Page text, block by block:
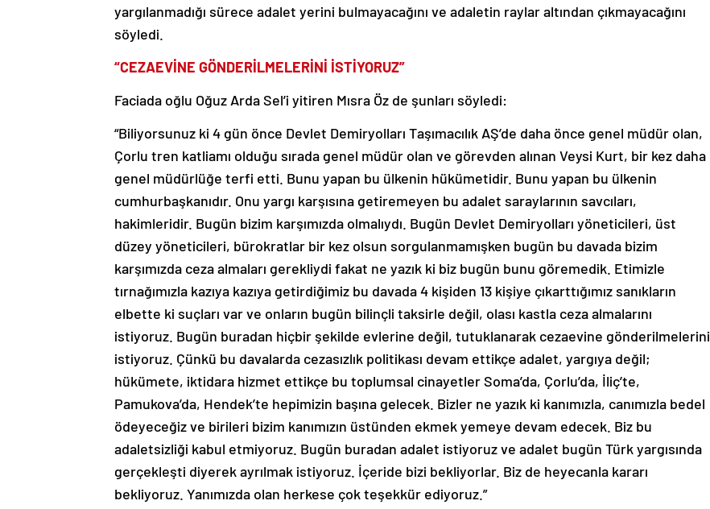
yargılanmadığı sürece adalet yerini bulmayacağını ve adaletin raylar altından çıkmayacağını
söyledi.
“CEZAEVİNE GÖNDERİLMELERİNİ İSTİYORUZ”
Faciada oğlu Oğuz Arda Sel’i yitiren Mısra Öz de şunları söyledi:
“Biliyorsunuz ki 4 gün önce Devlet Demiryolları Taşımacılık AŞ’de daha önce genel müdür olan,
Çorlu tren katliamı olduğu sırada genel müdür olan ve görevden alınan Veysi Kurt, bir kez daha
genel müdürlüğe terfi etti. Bunu yapan bu ülkenin hükümetidir. Bunu yapan bu ülkenin
cumhurbaşkanıdır. Onu yargı karşısına getiremeyen bu adalet saraylarının savcıları,
hakimleridir. Bugün bizim karşımızda olmalıydı. Bugün Devlet Demiryolları yöneticileri, üst
düzey yöneticileri, bürokratlar bir kez olsun sorgulanmamışken bugün bu davada bizim
karşımızda ceza almaları gerekliydi fakat ne yazık ki biz bugün bunu göremedik. Etimizle
tırnağımızla kazıya kazıya getirdiğimiz bu davada 4 kişiden 13 kişiye çıkarttığımız sanıkların
elbette ki suçları var ve onların bugün bilinçli taksirle değil, olası kastla ceza almalarını
istiyoruz. Bugün buradan hiçbir şekilde evlerine değil, tutuklanarak cezaevine gönderilmelerini
istiyoruz. Çünkü bu davalarda cezasızlık politikası devam ettikçe adalet, yargıya değil;
hükümete, iktidara hizmet ettikçe bu toplumsal cinayetler Soma’da, Çorlu’da, İliç’te,
Pamukova’da, Hendek’te hepimizin başına gelecek. Bizler ne yazık ki kanımızla, canımızla bedel
ödeyeceğiz ve birileri bizim kanımızın üstünden ekmek yemeye devam edecek. Biz bu
adaletsizliği kabul etmiyoruz. Bugün buradan adalet istiyoruz ve adalet bugün Türk yargısında
gerçekleşti diyerek ayrılmak istiyoruz. İçeride bizi bekliyorlar. Biz de heyecanla kararı
bekliyoruz. Yanımızda olan herkese çok teşekkür ediyoruz.”